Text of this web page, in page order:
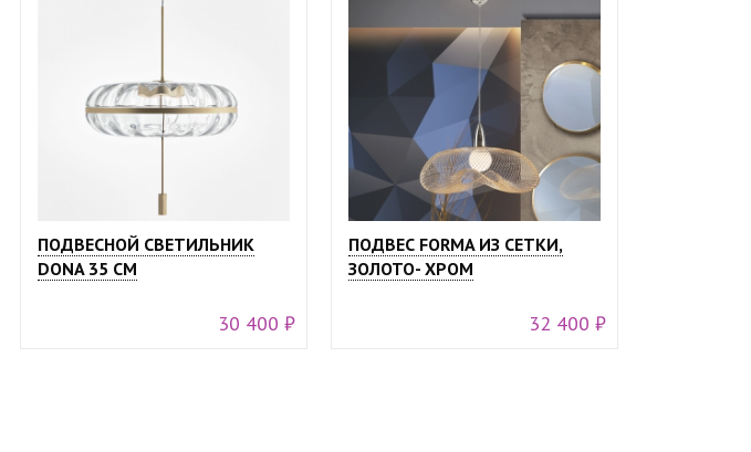
ПОДВЕСНОЙ СВЕТИЛЬНИК
DONA 35 СМ
30 400 ₽
ПОДВЕС FORMA ИЗ СЕТКИ,
ЗОЛОТО- ХРОМ
32 400 ₽